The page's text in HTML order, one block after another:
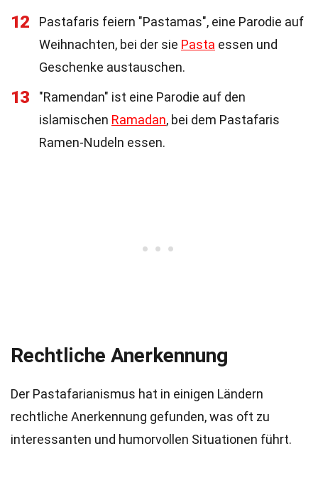
12
Pastafaris feiern "Pastamas", eine Parodie auf
Weihnachten, bei der sie Pasta essen und
Geschenke austauschen.
13
"Ramendan" ist eine Parodie auf den
islamischen Ramadan, bei dem Pastafaris
Ramen-Nudeln essen.
Rechtliche Anerkennung
Der Pastafarianismus hat in einigen Ländern
rechtliche Anerkennung gefunden, was oft zu
interessanten und humorvollen Situationen führt.